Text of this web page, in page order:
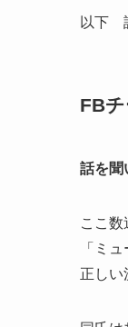
以下
FB
話を聞
ここ数
「ミ
正しい